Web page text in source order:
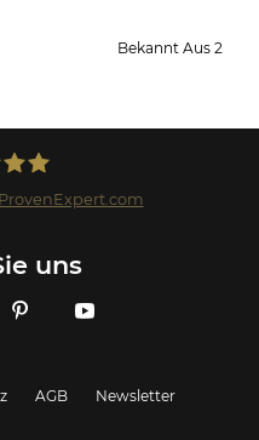
uns
AGB Newsletter